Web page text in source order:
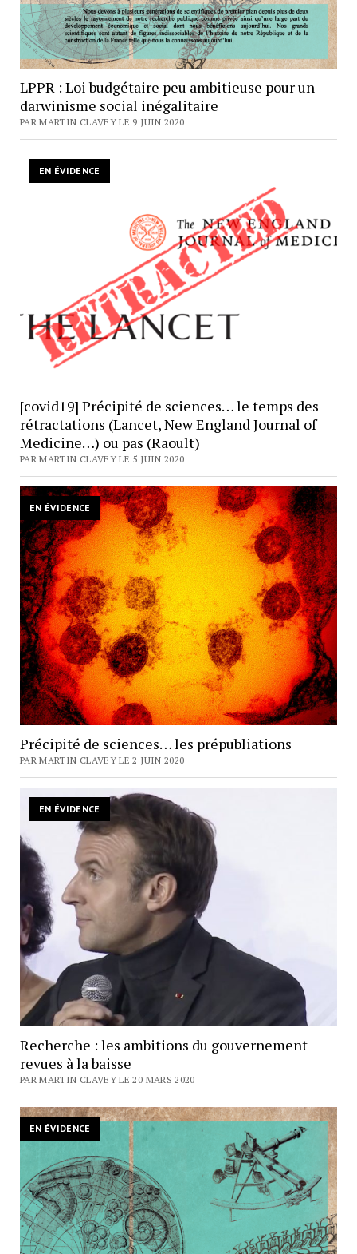
LPPR : Loi budgétaire peu ambitieuse pour un
darwinisme social inégalitaire
PAR MARTIN CLAVEY LE 9 JUIN 2020
EN ÉVIDENCE
[covid19] Précipité de sciences… le temps des
rétractations (Lancet, New England Journal of
Medicine…) ou pas (Raoult)
PAR MARTIN CLAVEY LE 5 JUIN 2020
EN ÉVIDENCE
Précipité de sciences… les prépubliations
PAR MARTIN CLAVEY LE 2 JUIN 2020
EN ÉVIDENCE
Recherche : les ambitions du gouvernement
revues à la baisse
PAR MARTIN CLAVEY LE 20 MARS 2020
EN ÉVIDENCE